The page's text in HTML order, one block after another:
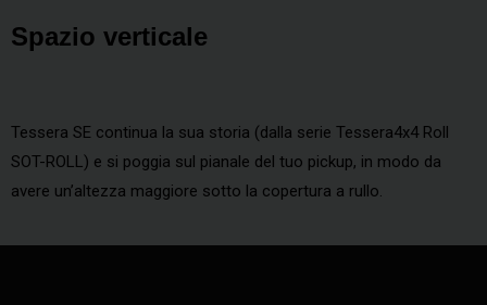
Spazio verticale
Tessera SE continua la sua storia (dalla serie Tessera4x4 Roll
SOT-ROLL) e si poggia sul pianale del tuo pickup, in modo da
avere un’altezza maggiore sotto la copertura a rullo.